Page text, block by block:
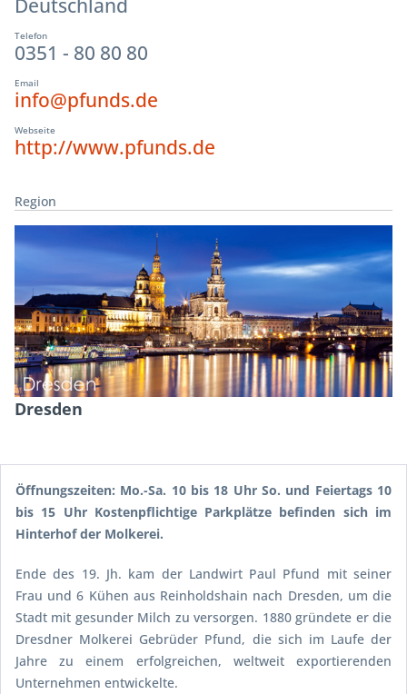
Deutschland
Telefon
0351 - 80 80 80
Email
info@pfunds.de
Webseite
http://www.pfunds.de
Region
Dresden
Öffnungszeiten: Mo.-Sa. 10 bis 18 Uhr So. und Feiertags 10
bis 15 Uhr Kostenpflichtige Parkplätze befinden sich im
Hinterhof der Molkerei.
Ende des 19. Jh. kam der Landwirt Paul Pfund mit seiner
Frau und 6 Kühen aus Reinholdshain nach Dresden, um die
Stadt mit gesunder Milch zu versorgen. 1880 gründete er die
Dresdner Molkerei Gebrüder Pfund, die sich im Laufe der
Jahre zu einem erfolgreichen, weltweit exportierenden
Unternehmen entwickelte.